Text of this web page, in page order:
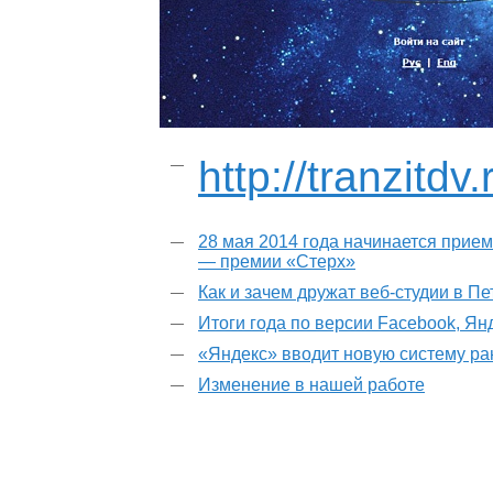
http://
28 мая 2014 года начинается
— премии «Стерх»
Как и зачем дружат веб-студии в
Итоги года по версии Facebook,
«Яндекс» вводит новую систему
Изменение в нашей работе